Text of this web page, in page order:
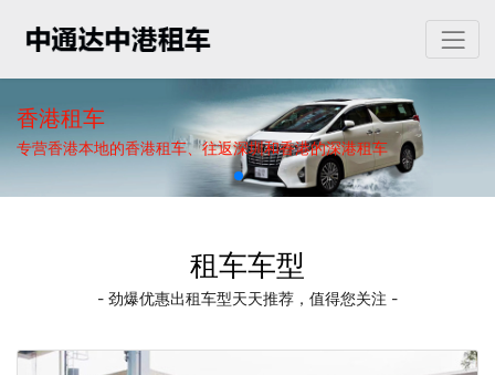
香港租车
专营香港本地的香港租车、往返深圳和香港的深港租车
租车车型
- 劲爆优惠出租车型天天推荐，值得您关注 -